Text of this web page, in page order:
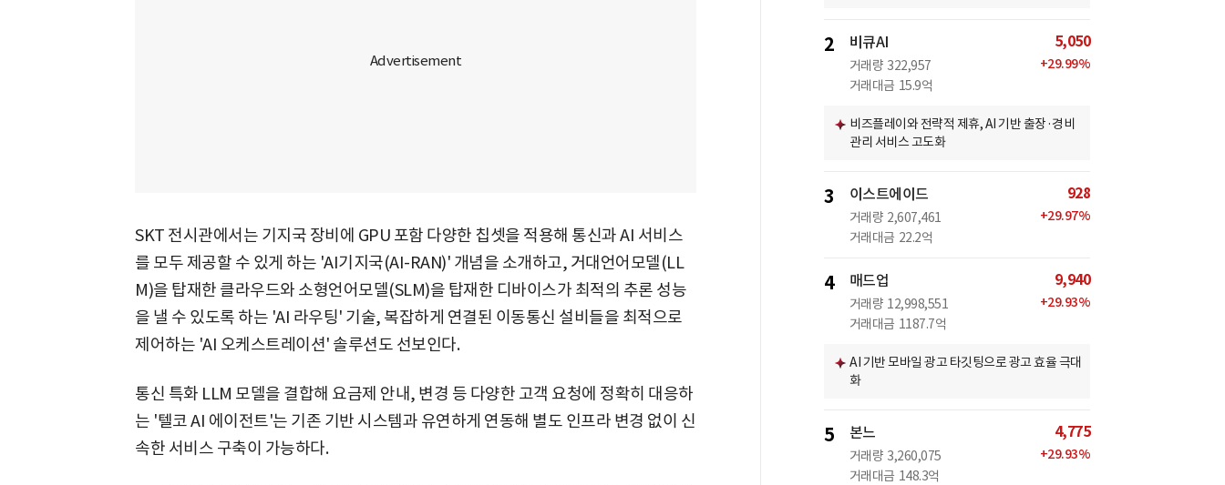
SKT 전시관에서는 기지국 장비에 GPU 포함 다양한 칩셋을 적용해 통신과 AI 서비스
를 모두 제공할 수 있게 하는 'AI기지국(AI-RAN)' 개념을 소개하고, 거대언어모델(LL
M)을 탑재한 클라우드와 소형언어모델(SLM)을 탑재한 디바이스가 최적의 추론 성능
을 낼 수 있도록 하는 'AI 라우팅' 기술, 복잡하게 연결된 이동통신 설비들을 최적으로
제어하는 'AI 오케스트레이션' 솔루션도 선보인다.
통신 특화 LLM 모델을 결합해 요금제 안내, 변경 등 다양한 고객 요청에 정확히 대응하
는 '텔코 AI 에이전트'는 기존 기반 시스템과 유연하게 연동해 별도 인프라 변경 없이 신
속한 서비스 구축이 가능하다.
2 비큐AI
거래량 322,957
거래대금 15.9억
5,050
+29.99%
비즈플레이와 전략적 제휴, AI 기반 출장·경비
관리 서비스 고도화
3 이스트에이드
거래량 2,607,461
거래대금 22.2억
928
+29.97%
4 매드업
거래량 12,998,551
거래대금 1187.7억
9,940
+29.93%
AI 기반 모바일 광고 타깃팅으로 광고 효율 극대
화
5 본느
거래량 3,260,075
거래대금 148.3억
4,775
+29.93%